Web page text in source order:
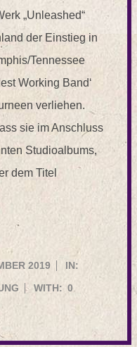
„Unleashed“
der Einstieg in
Tennessee
Working Band‘
verliehen.
sie im Anschluss
Studioalbums,
dem Titel
2019 IN:
WITH: 0